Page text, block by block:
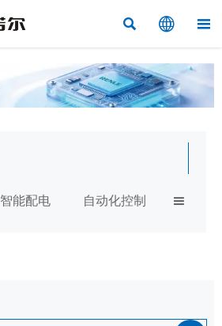
  
智能配电 自动化控制 